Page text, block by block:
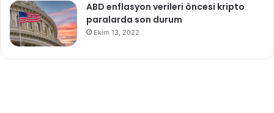
ABD enflasyon verileri öncesi kripto
paralarda son durum
Ekim 13, 2022